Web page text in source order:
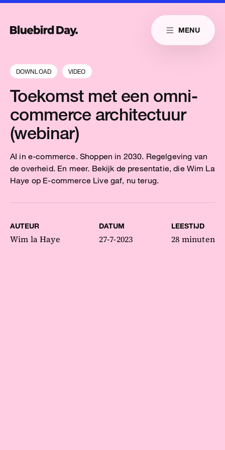
Skip to main content
MENU
Link naar
Cases
Diensten
Insights
Cultuur
Contact
4814 DC Breda
hello@bluebirdday.nl
DOWNLOAD VIDEO
Toekomst met een omni-
commerce architectuur
(webinar)
AI in e-commerce. Shoppen in 2030. Regelgeving van
de overheid. En meer. Bekijk de presentatie, die Wim La
Haye op E-commerce Live gaf, nu terug.
AUTEUR
Wim la Haye
DATUM
27-7-2023
LEESTIJD
28 minuten